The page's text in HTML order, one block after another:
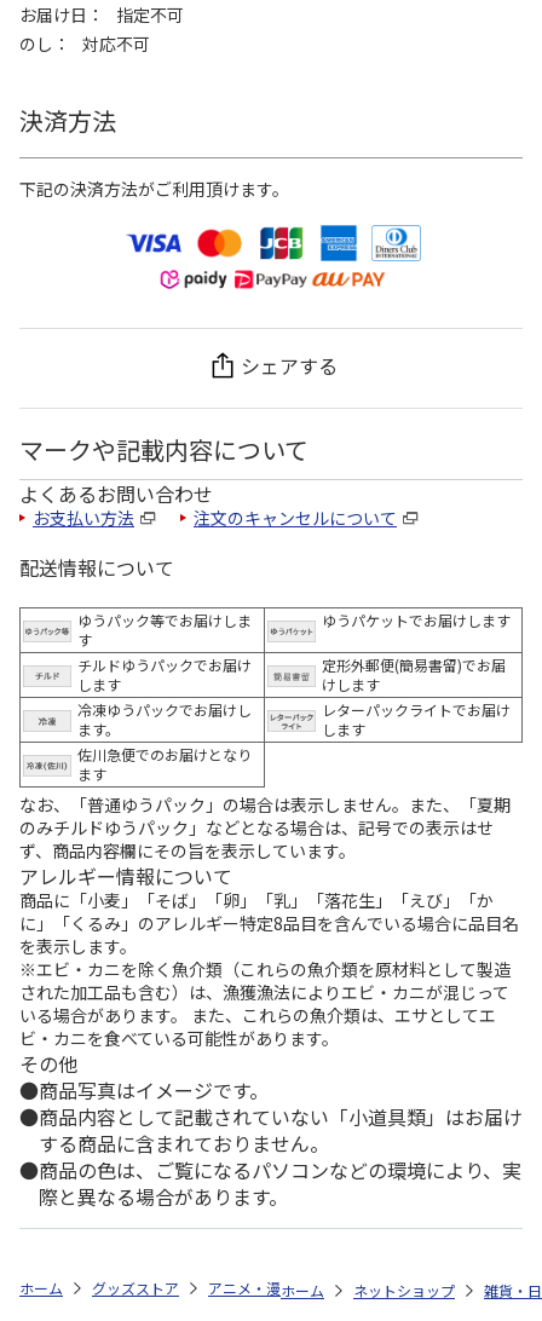
お届け日
指定不可
のし
対応不可
決済方法
下記の決済方法がご利用頂けます。
シェアする
マークや記載内容について
よくあるお問い合わせ
お支払い方法 注文のキャンセルについて
配送情報について
ゆうパック等でお届けしま
す
ゆうパケットでお届けします
チルドゆうパックでお届け
します
定形外郵便(簡易書留)でお届
けします
冷凍ゆうパックでお届けし
ます。
レターパックライトでお届け
します
佐川急便でのお届けとなり
ます
なお、「普通ゆうパック」の場合は表示しません。また、「夏期
のみチルドゆうパック」などとなる場合は、記号での表示はせ
ず、商品内容欄にその旨を表示しています。
アレルギー情報について
商品に「小麦」「そば」「卵」「乳」「落花生」「えび」「か
に」「くるみ」のアレルギー特定8品目を含んでいる場合に品目名
を表示します。
※エビ・カニを除く魚介類（これらの魚介類を原材料として製造
された加工品も含む）は、漁獲漁法によりエビ・カニが混じって
いる場合があります。 また、これらの魚介類は、エサとしてエ
ビ・カニを食べている可能性があります。
その他
商品写真はイメージです。
商品内容として記載されていない「小道具類」はお届け
する商品に含まれておりません。
商品の色は、ご覧になるパソコンなどの環境により、実
際と異なる場合があります。
ホーム グッズストア アニメ・漫画 ゲゲゲの鬼太郎
ホーム ネットショップ 雑貨・